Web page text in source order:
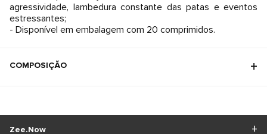
agressividade, lambedura constante das patas e eventos
estressantes;
- Disponível em embalagem com 20 comprimidos.
COMPOSIÇÃO
Zee.Now